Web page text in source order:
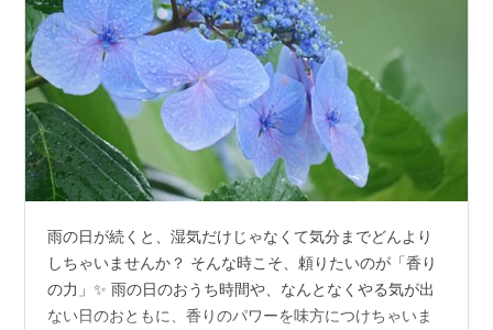
雨の日が続くと、湿気だけじゃなくて気分までどんより
しちゃいませんか？ そんな時こそ、頼りたいのが「香り
の力」✨ 雨の日のおうち時間や、なんとなくやる気が出
ない日のおともに、香りのパワーを味方につけちゃいま